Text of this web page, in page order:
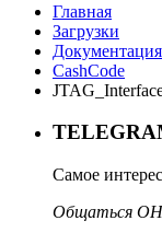
Главная
Загрузки
CashCode
Самое
Общаться